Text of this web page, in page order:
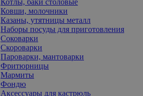
Ковши, молочники
Казаны, утятницы металл
Наборы посуды для приготовления
Соковарки
Скороварки
Пароварки, мантоварки
Фритюрницы
Мармиты
Фондю
Аксессуары для кастрюль